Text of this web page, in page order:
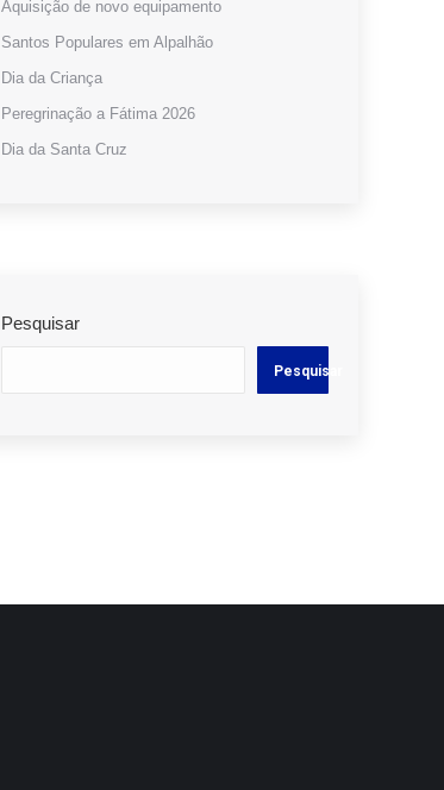
Aquisição de novo equipamento
Santos Populares em Alpalhão
Dia da Criança
Peregrinação a Fátima 2026
Dia da Santa Cruz
Pesquisar
Pesquisar